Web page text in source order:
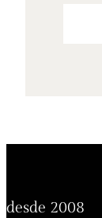
desde 2008